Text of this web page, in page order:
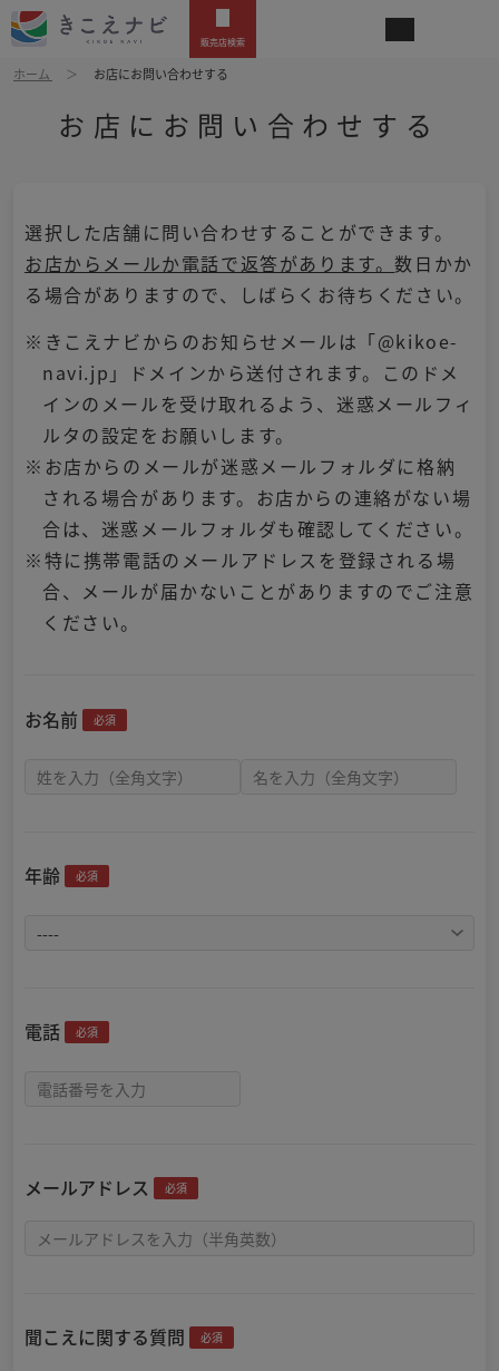
販売店検索
ホーム お店にお問い合わせする
お店にお問い合わせする
選択した店舗に問い合わせすることができます。
お店からメールか電話で返答があります。数日かか
る場合がありますので、しばらくお待ちください。
※きこえナビからのお知らせメールは「@kikoe-
navi.jp」ドメインから送付されます。このドメ
インのメールを受け取れるよう、迷惑メールフィ
ルタの設定をお願いします。
※お店からのメールが迷惑メールフォルダに格納
される場合があります。お店からの連絡がない場
合は、迷惑メールフォルダも確認してください。
※特に携帯電話のメールアドレスを登録される場
合、メールが届かないことがありますのでご注意
ください。
お名前 必須
年齢 必須
電話 必須
メールアドレス 必須
聞こえに関する質問 必須